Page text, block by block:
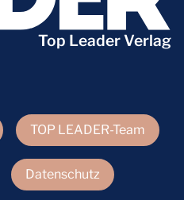
TOP LEADER-Team
Datenschutz
Top Leader Verlag